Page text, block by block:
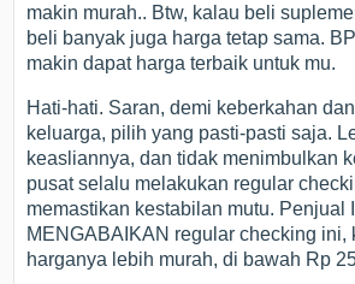
makin murah.. Btw, kalau beli
beli banyak juga harga tetap sama.
makin dapat harga terbaik untuk mu.
Hati-hati. Saran, demi keberkahan
keluarga, pilih yang pasti-pasti saja.
keasliannya, dan tidak menimbulkan
pusat selalu melakukan regular
memastikan kestabilan mutu. Penjual
MENGABAIKAN regular checking ini,
harganya lebih murah, di bawah Rp